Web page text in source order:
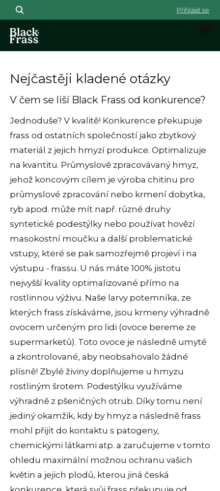
Přejít na obsah
Nejčastěji kladené otázky
V čem se liší Black Frass od konkurence?
Jednoduše? V kvalitě! Konkurence překupuje
frass od ostatních společností jako zbytkový
materiál z jejich hmyzí produkce. Optimalizuje
na kvantitu. Průmyslově zpracovávaný hmyz,
jehož koncovým cílem je výroba chitinu pro
průmyslové zpracování nebo krmení dobytka,
ryb apod. může mít např. různé druhy
syntetické podestýlky nebo používat hovězí
masokostní moučku a další problematické
vstupy, které se pak samozřejmě projeví i na
výstupu - frassu. U nás máte 100% jistotu
nejvyšší kvality optimalizované přímo na
rostlinnou výživu. Naše larvy potemníka, ze
kterých frass získáváme, jsou krmeny výhradně
ovocem určeným pro lidi (ovoce bereme ze
supermarketů). Toto ovoce je následně umyté
a zkontrolované, aby neobsahovalo žádné
plísně! Zbylé živiny doplňujeme u hmyzu
rostliným šrotem. Podestýlku využíváme
výhradně z pšeničných otrub. Díky tomu není
jediný okamžik, kdy by hmyz a následně frass
mohl přijít do kontaktu s patogeny,
chemickými látkami atp. a zaručujeme v tomto
ohledu maximální možnou ochranu vašich
květin a jejich plodů, kterou jiná česká